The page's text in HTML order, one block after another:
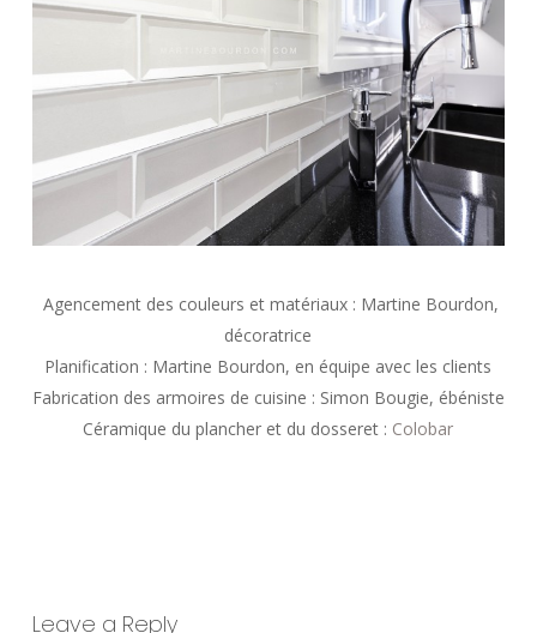
Agencement des couleurs et matériaux : Martine Bourdon,
décoratrice
Planification : Martine Bourdon, en équipe avec les clients
Fabrication des armoires de cuisine : Simon Bougie, ébéniste
Céramique du plancher et du dosseret : Colobar
Leave a Reply